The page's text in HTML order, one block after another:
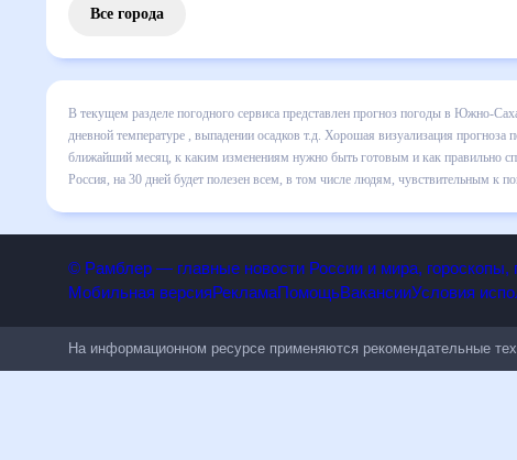
Все города
В текущем разделе погодного сервиса представлен
Сахалинске на месяц включает все сведения по дневной
все изменения в динамике и даст понять, какая будет
готовым и как правильно спланировать 30 дней. Подобный
© Рамблер — главные новости России и мира,
На информационном ресурсе применяются